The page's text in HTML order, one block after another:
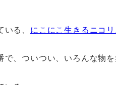
る、 にこにこ生きるニコリ
、ついつい、いろんな物を